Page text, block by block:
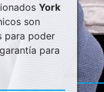
York
son
para poder
para